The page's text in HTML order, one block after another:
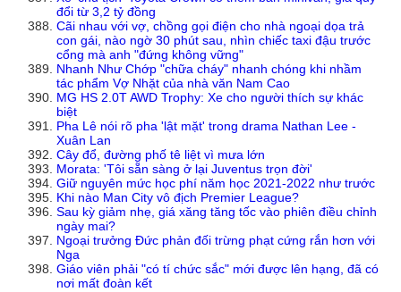
đổi từ 3,2 tỷ đồng
Cãi nhau với vợ, chồng gọi điện cho nhà ngoại dọa trả
con gái, nào ngờ 30 phút sau, nhìn chiếc taxi đậu trước
cổng mà anh "đứng không vững"
Nhanh Như Chớp "chữa cháy" nhanh chóng khi nhầm
tác phẩm Vợ Nhặt của nhà văn Nam Cao
MG HS 2.0T AWD Trophy: Xe cho người thích sự khác
biệt
Pha Lê nói rõ pha 'lật mặt' trong drama Nathan Lee -
Xuân Lan
Cây đổ, đường phố tê liệt vì mưa lớn
Morata: 'Tôi sẵn sàng ở lại Juventus trọn đời'
Giữ nguyên mức học phí năm học 2021-2022 như trước
Khi nào Man City vô địch Premier League?
Sau kỳ giảm nhẹ, giá xăng tăng tốc vào phiên điều chỉnh
ngày mai?
Ngoại trưởng Đức phản đối trừng phạt cứng rắn hơn với
Nga
Giáo viên phải "có tí chức sắc" mới được lên hạng, đã có
nơi mất đoàn kết